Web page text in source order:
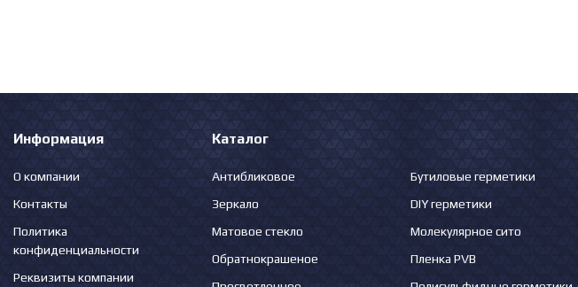
Информация
О компании
Контакты
Политика
конфиденциальности
Реквизиты компании
Каталог
Антибликовое
Зеркало
Матовое стекло
Обратнокрашеное
Бутиловые герметики
DIY герметики
Молекулярное сито
Пленка PVB